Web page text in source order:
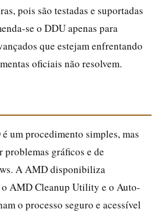
pois são testadas e suportadas
se o DDU apenas para
que estejam enfrentando
oficiais não resolvem.
um procedimento simples, mas
problemas gráficos e de
A AMD disponibiliza
AMD Cleanup Utility e o Auto-
o processo seguro e acessível